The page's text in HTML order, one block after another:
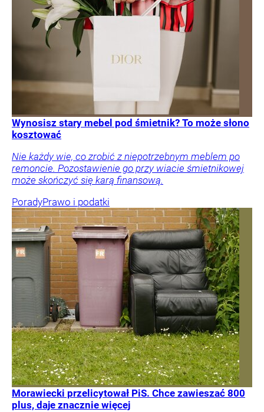
Wynosisz stary mebel pod śmietnik? To może słono
kosztować
Nie każdy wie, co zrobić z niepotrzebnym meblem po
remoncie. Pozostawienie go przy wiacie śmietnikowej
może skończyć się karą finansową.
PoradyPrawo i podatki
Morawiecki przelicytował PiS. Chce zawieszać 800
plus, daje znacznie więcej